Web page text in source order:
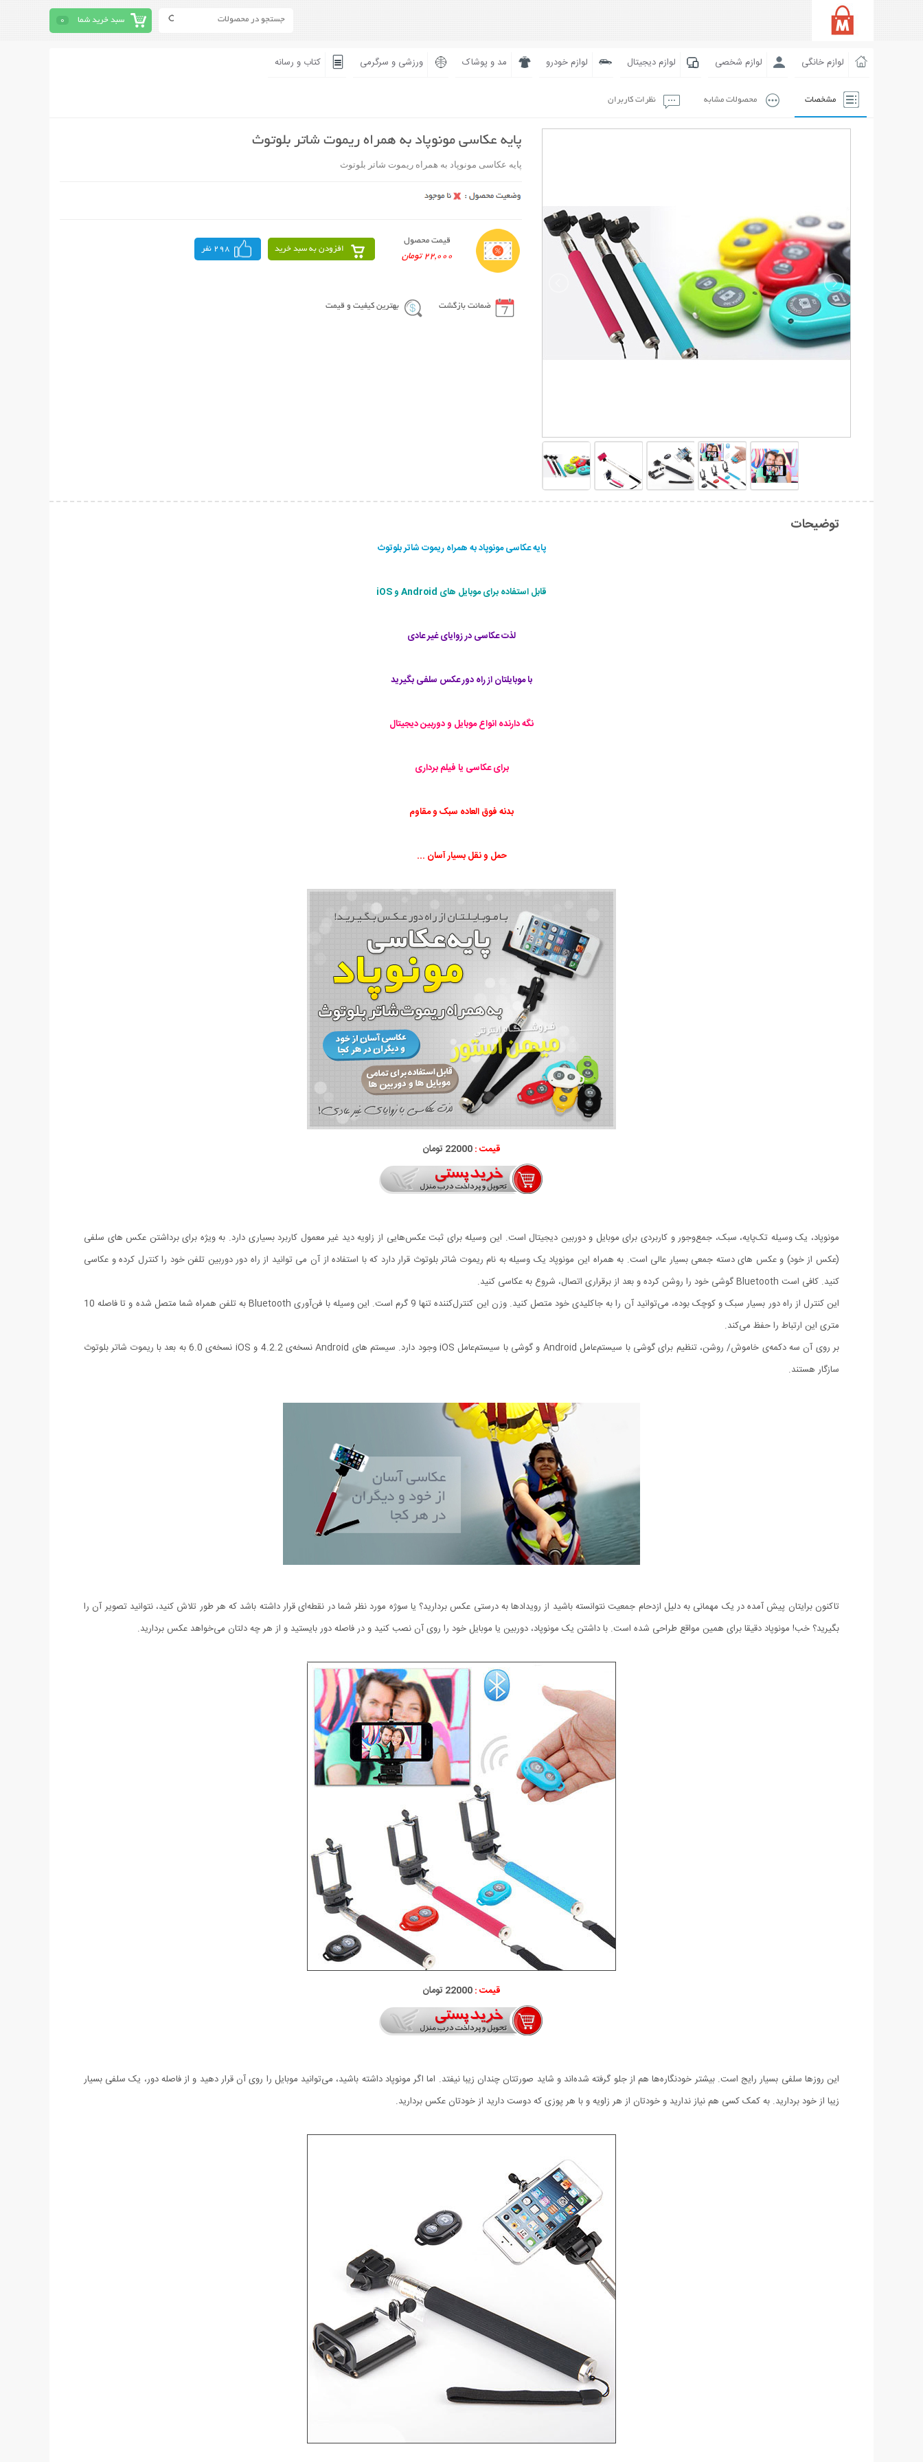
سبد خرید شما 0
لوازم خانگی لوازم شخصی لوازم دیجیتال لوازم خودرو مد و پوشاک ورزشی و سرگرمی کتاب و رسانه
مشخصات محصولات مشابه نظرات کاربران
پایه عکاسی مونوپاد به همراه ریموت شاتر بلوتوث
پایه عکاسی مونوپاد به همراه ریموت شاتر بلوتوث
قیمت محصول
22,000 تومان
افزودن به سبد خرید 298 نفر
ضمانت بازگشت بهترین کیفیت و قیمت
توضیحات
پایه عکاسی مونوپاد به همراه ریموت شاتر بلوتوث
قابل استفاده برای موبایل های Android و iOS
لذت عکاسی در زوایای غیر عادی
با موبایلتان از راه دور عکس سلفی بگیرید
نگه دارنده انواع موبایل و دوربین دیجیتال
برای عکاسی یا فیلم برداری
بدنه فوق العاده سبک و مقاوم
حمل و نقل بسیار آسان ...
قیمت :22000 تومان
مونوپاد، یک وسیله تک‌پایه‌، سبک، جمع‌وجور و کاربردی برای موبایل و دوربین دیجیتال است. این وسیله برای ثبت عکس‌هایی از زاویه دید غیر معمول کاربرد بسیاری دارد. به ویژه برای برداشتن عکس‌ های سلفی
(عکس از خود) و عکس های دسته جمعی بسیار عالی است. به همراه این مونوپاد یک وسیله به نام ریموت شاتر بلوتوث قرار دارد که با استفاده از آن می توانید از راه دور دوربین تلفن خود را کنترل کرده و عکاسی
کنید. کافی است Bluetooth گوشی خود را روشن کرده و بعد از برقراری اتصال، شروع به عکاسی کنید.
این کنترل از راه دور بسیار سبک و کوچک بوده، می‌توانید آن را به جاکلیدی خود متصل کنید. وزن این کنترل‌کننده تنها 9 گرم است. این وسیله با فن‌آوری Bluetooth به تلفن همراه شما متصل شده و تا فاصله 10
متری این ارتباط را حفظ می‌کند.
بر روی آن سه دکمه‌ی خاموش/ روشن، تنظیم برای گوشی با سیستم‌عامل Android و گوشی با سیستم‌عامل iOS وجود دارد. سیستم های Android نسخه‌ی 4.2.2 و iOS نسخه‌ی 6.0 به بعد با ریموت شاتر بلوتوث
سازگار هستند.
تاکنون برایتان پیش آمده در یک مهمانی به دلیل ازدحام جمعیت نتوانسته باشید از رویدادها به درستی عکس بردارید؟ یا سوژه مورد نظر شما در نقطه‌ای قرار داشته باشد که هر طور تلاش کنید، نتوانید تصویر آن را
بگیرید؟ خب! مونوپاد دقیقا برای همین مواقع طراحی شده است. با داشتن یک مونوپاد، دوربین یا موبایل خود را روی آن نصب کنید و در فاصله دور بایستید و از هر چه دلتان می‌خواهد عکس بردارید.
قیمت :22000 تومان
این روزها سلفی بسیار رایج است. بیشتر خودنگاره‌ها هم از جلو گرفته شده‌اند و شاید صورتتان چندان زیبا نیفتد. اما اگر مونوپاد داشته باشید، می‌توانید موبایل را روی آن قرار دهید و از فاصله دور، یک سلفی بسیار
زیبا از خود بردارید. به کمک کسی هم نیاز ندارید و خودتان از هر زاویه و با هر پوزی که دوست دارید از خودتان عکس بردارید.